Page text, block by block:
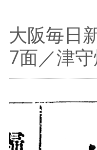
大阪毎日
7面／津